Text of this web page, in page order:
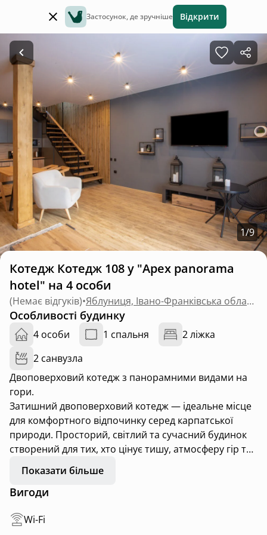
Застосунок, де зручніше Відкрити
1/9
Котедж Котедж 108 у "Apex panorama
hotel" на 4 особи
(Немає відгуків)• Яблуниця, Івано-Франківська область
Особливості будинку
4 особи 1 спальня
2 ліжка
2 санвузла
Двоповерховий котедж з панорамними видами на
гори.
Затишний двоповерховий котедж — ідеальне місце
для комфортного відпочинку серед карпатської
природи. Просторий, світлий та сучасний будинок
створений для тих, хто цінує тишу, атмосферу гір та
домашній затишок.
На першому поверсі розташована простора
повністю обладнана кухня з усім необхідним для
Показати більше
Вигоди
Wi-Fi